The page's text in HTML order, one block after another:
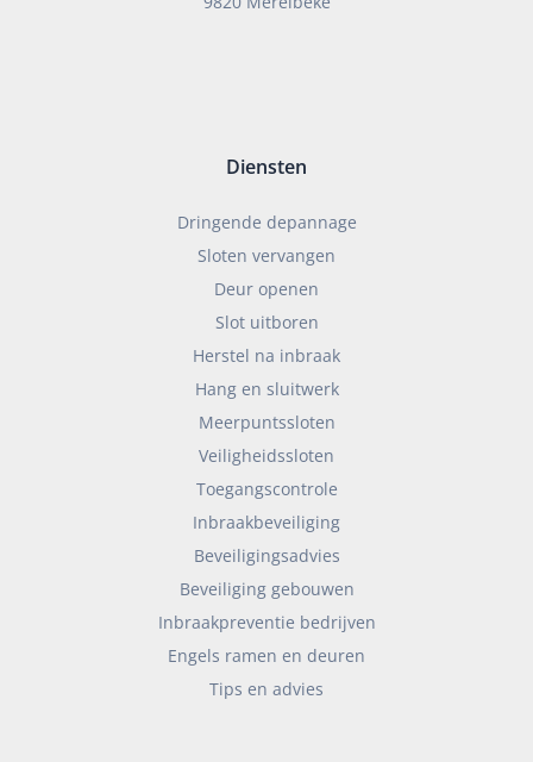
Diensten
Dringende depannage
Sloten vervangen
Deur openen
Slot uitboren
Herstel na inbraak
Hang en sluitwerk
Meerpuntssloten
Veiligheidssloten
Toegangscontrole
Inbraakbeveiliging
Beveiligingsadvies
Beveiliging gebouwen
Inbraakpreventie bedrijven
Engels ramen en deuren
Tips en advies